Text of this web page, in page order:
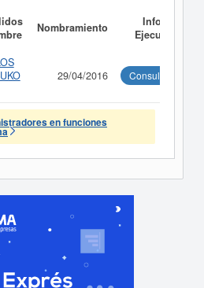
Nombramiento
Informe
Ejecutivo
29/04/2016 Consultar
en funciones